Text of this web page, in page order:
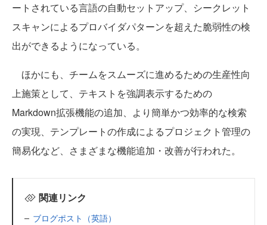
ートされている言語の自動セットアップ、シークレット
スキャンによるプロバイダパターンを超えた脆弱性の検
出ができるようになっている。
ほかにも、チームをスムーズに進めるための生産性向
上施策として、テキストを強調表示するための
Markdown拡張機能の追加、より簡単かつ効率的な検索
の実現、テンプレートの作成によるプロジェクト管理の
簡易化など、さまざまな機能追加・改善が行われた。
関連リンク
ブログポスト（英語）